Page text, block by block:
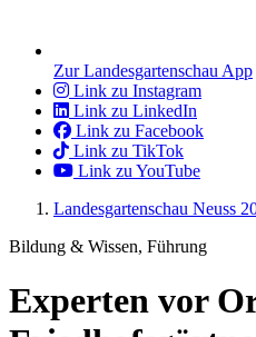
Zur Landesgartenschau App
Link zu Instagram
Link zu LinkedIn
Link zu Facebook
Link zu TikTok
Link zu YouTube
Landesgartenschau Neuss
Bildung & Wissen, Führung
Experten vor